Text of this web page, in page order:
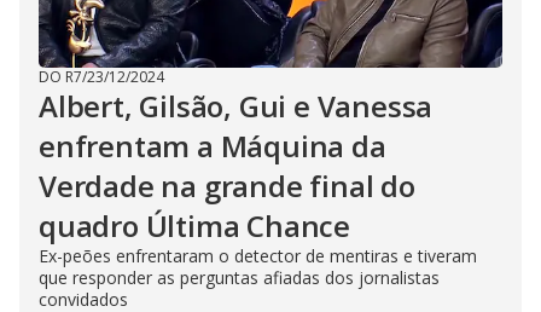
DO R7/23/12/2024
Albert, Gilsão, Gui e Vanessa
enfrentam a Máquina da
Verdade na grande final do
quadro Última Chance
Ex-peões enfrentaram o detector de mentiras e tiveram
que responder as perguntas afiadas dos jornalistas
convidados